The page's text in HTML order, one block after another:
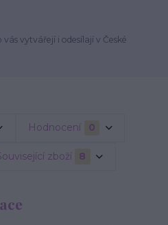
vytvářejí i odesílají v České
Hodnocení 0
zboží 8